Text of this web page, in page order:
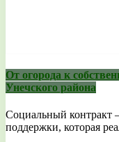
От огорода к
Унечского района
Социальный контракт
поддержки, которая